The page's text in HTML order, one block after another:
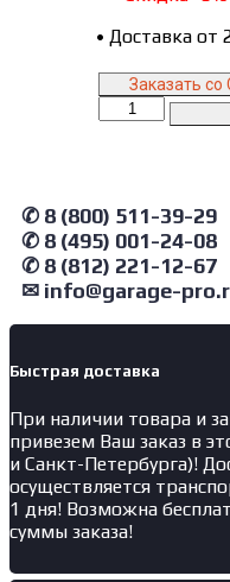
• Доставка от
Заказать
Количество
двухтумбовый
дверь/4
ящиков
с
ящиком,
1800*700
✆ 8 (800) 511-39-29
✆ 8 (495) 001-24-08
✆ 8 (812) 221-12-67
✉ info@garage-
Быстрая доставка
При наличии товара и
привезем Ваш заказ в
и Санкт-Петербурга)!
осуществляется
1 дня! Возможна
суммы заказа!